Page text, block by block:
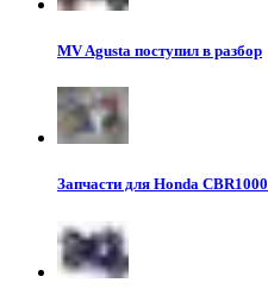
MV Agusta поступил в разбор
Запчасти для Honda